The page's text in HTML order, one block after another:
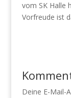
vom SK Halle
Vorfreude ist
Deine E-Mail-